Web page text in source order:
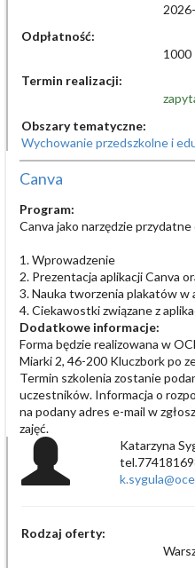
Odpłatność:
1000
Termin realizacji:
Obszary tematyczne:
Wychowanie przedszkolne i
Canva
Program:
Canva jako narzędzie
1. Wprowadzenie
2. Prezentacja aplikacji Canva
3. Nauka tworzenia plakatów w
4. Ciekawostki związane z
Dodatkowe informacje:
Forma będzie realizowana w
Miarki 2, 46-200 Kluczbork po
Termin szkolenia zostanie
uczestników. Informacja o
na podany adres e-mail w
zajęć.
Katarzyna
Rodzaj oferty: